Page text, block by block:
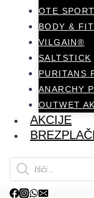
OTE
BODY & FIT
VILGAIN®
SALTSTICK
PURITANS
ANARCHY
OUTWET
AKCIJE